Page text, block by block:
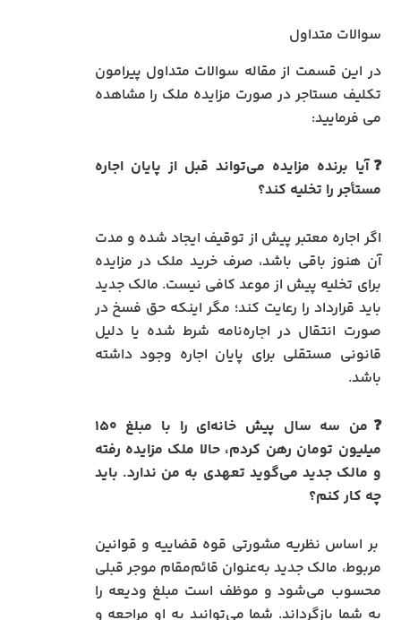
سوالات متداول
در این قسمت از مقاله سوالات متداول پیرامون
تکلیف مستاجر در صورت مزایده ملک را مشاهده
می فرمایید:
❓آیا برنده مزایده می‌تواند قبل از پایان اجاره
مستأجر را تخلیه کند؟
اگر اجاره معتبر پیش از توقیف ایجاد شده و مدت
آن هنوز باقی باشد، صرف خرید ملک در مزایده
برای تخلیه پیش از موعد کافی نیست. مالک جدید
باید قرارداد را رعایت کند؛ مگر اینکه حق فسخ در
صورت انتقال در اجاره‌نامه شرط شده یا دلیل
قانونی مستقلی برای پایان اجاره وجود داشته
باشد.
❓من سه سال پیش خانه‌ای را با مبلغ ۱۵۰
میلیون تومان رهن کردم، حالا ملک مزایده رفته
و مالک جدید می‌گوید تعهدی به من ندارد. باید
چه کار کنم؟
بر اساس نظریه مشورتی قوه قضاییه و قوانین
مربوط، مالک جدید به‌عنوان قائم‌مقام موجر قبلی
محسوب می‌شود و موظف است مبلغ ودیعه را
به شما بازگرداند. شما می‌توانید به او مراجعه و